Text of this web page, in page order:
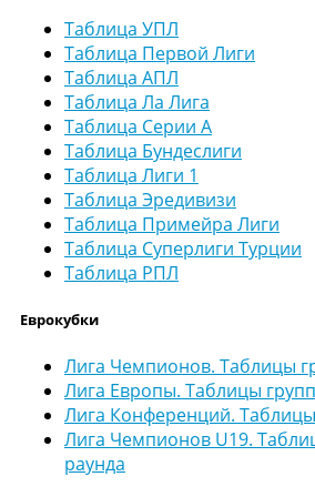
Таблица УПЛ
Таблица Первой Лиги
Таблица АПЛ
Таблица Ла Лига
Таблица Серии А
Таблица Бундеслиги
Таблица Лиги 1
Таблица Эредивизи
Таблица Примейра Лиги
Таблица Суперлиги Турции
Таблица РПЛ
Еврокубки
Лига Чемпионов. Таблицы
Лига Европы. Таблицы
Лига Конференций.
Лига Чемпионов U19.
раунда